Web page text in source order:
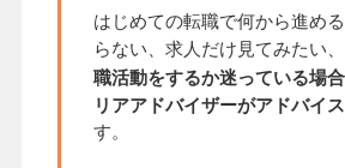
はじめての転職で何から進め
らない、求人だけ見てみたい
職活動をするか迷っている場
リアアドバイザーがアドバイス
す。